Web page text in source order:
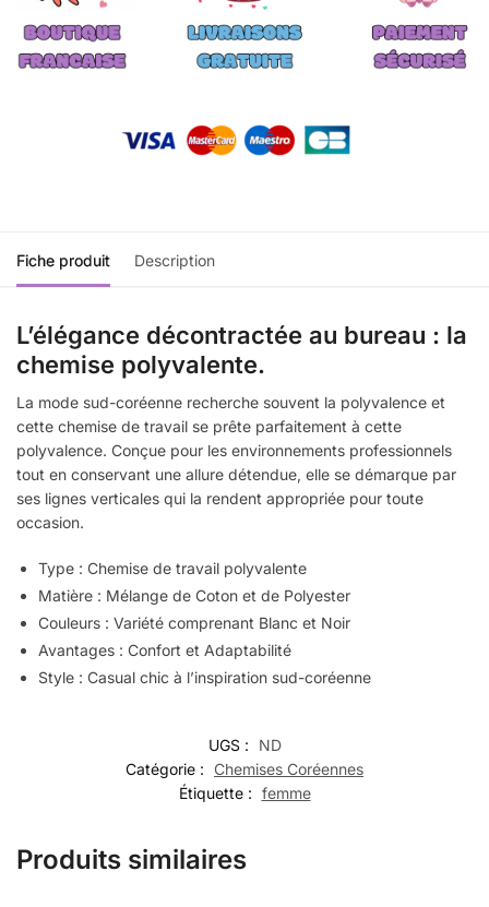
Fiche produit Description
L’élégance décontractée au bureau : la
chemise polyvalente.
La mode sud-coréenne recherche souvent la polyvalence et
cette chemise de travail se prête parfaitement à cette
polyvalence. Conçue pour les environnements professionnels
tout en conservant une allure détendue, elle se démarque par
ses lignes verticales qui la rendent appropriée pour toute
occasion.
Type : Chemise de travail polyvalente
Matière : Mélange de Coton et de Polyester
Couleurs : Variété comprenant Blanc et Noir
Avantages : Confort et Adaptabilité
Style : Casual chic à l’inspiration sud-coréenne
UGS :
ND
Catégorie :
Chemises Coréennes
Étiquette : femme
Produits similaires